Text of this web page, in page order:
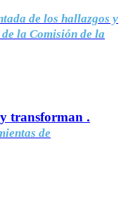
de los hallazgos y
la Comisión de la
transforman .
de